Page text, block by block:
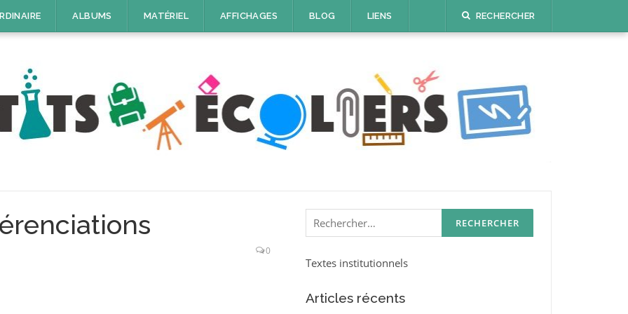
ALBUMS MATÉRIEL AFFICHAGES BLOG LIENS RECHERCHER
0
Rechercher :
Textes institutionnels
Articles récents